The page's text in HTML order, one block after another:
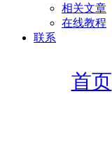
相关文章
在线教程
联系
首页